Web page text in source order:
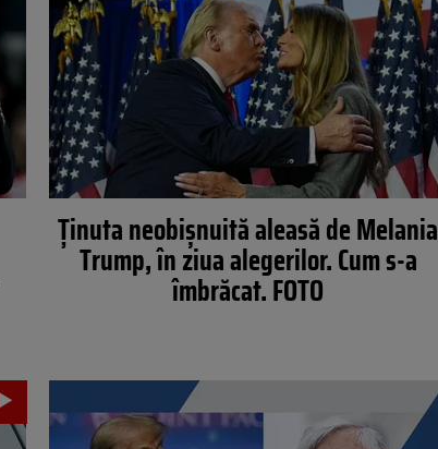
Ținuta neobișnuită aleasă de Melania
Trump, în ziua alegerilor. Cum s-a
îmbrăcat. FOTO